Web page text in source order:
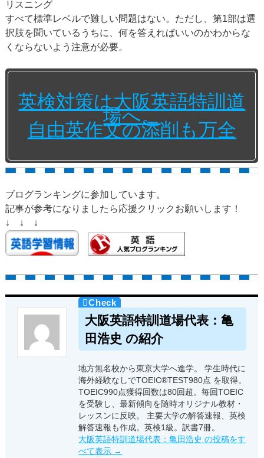
リスニング
すべて標準レベルで難しい問題はない。ただし、第1部は選
択肢を聞いているうちに、何を答えればいいのかわからな
くならないよう注意が必要。
英検対策は大阪英語特訓道
場へ。
自由英作文の添削も万全
ブログランキングに参加しています。
記事が参考になりましたら応援クリックお願いします！
↓ ↓ ↓
大阪英語特訓道場代表：亀
田浩史 の紹介
地方無名校から東京大学へ進学。 学生時代に
海外経験なしでTOEIC®TEST980点 を取得。
TOEIC990点獲得回数は80回超。毎回TOEIC
を受験し、最新傾向を随時オリジナル教材・
レッスンに反映。 主要大学の解答速報、英検
解答速報も作成。英検1級。訳書7冊。
大阪英語特訓道場代表：亀田浩史 の投稿をす
べて表示 →